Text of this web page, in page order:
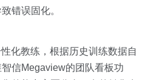
错误固化。
化教练，根据历史训练数据自
信Megaview的团队看板功